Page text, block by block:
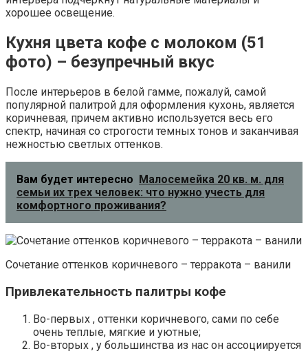
хорошее освещение.
Кухня цвета кофе с молоком (51
фото) – безупречный вкус
После интерьеров в белой гамме, пожалуй, самой
популярной палитрой для оформления кухонь, является
коричневая, причем активно используется весь его
спектр, начиная со строгости темных тонов и заканчивая
нежностью светлых оттенков.
Вам будет интересно Малосемейка 20 кв. м. для
семьи их трех человек: что нужно учесть для
комфортного проживания?
Сочетание оттенков коричневого – терракота – ванили
Привлекательность палитры кофе
Во-первых , оттенки коричневого, сами по себе
очень теплые, мягкие и уютные;
Во-вторых , у большинства из нас он ассоциируется